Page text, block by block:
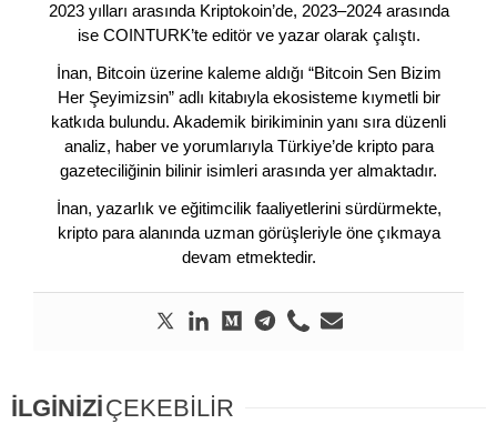
2023 yılları arasında Kriptokoin’de, 2023–2024 arasında
ise COINTURK’te editör ve yazar olarak çalıştı.
İnan, Bitcoin üzerine kaleme aldığı “Bitcoin Sen Bizim
Her Şeyimizsin” adlı kitabıyla ekosisteme kıymetli bir
katkıda bulundu. Akademik birikiminin yanı sıra düzenli
analiz, haber ve yorumlarıyla Türkiye’de kripto para
gazeteciliğinin bilinir isimleri arasında yer almaktadır.
İnan, yazarlık ve eğitimcilik faaliyetlerini sürdürmekte,
kripto para alanında uzman görüşleriyle öne çıkmaya
devam etmektedir.
İLGİNİZİÇEKEBİLİR